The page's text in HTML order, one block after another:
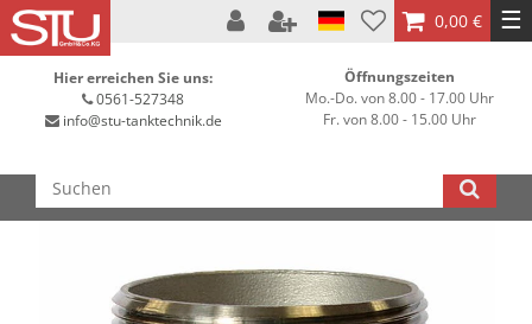
0,00 € ☰
Hier erreichen Sie uns:
0561-527348
info@stu-tanktechnik.de
Öffnungszeiten
Mo.-Do. von 8.00 - 17.00 Uhr
Fr. von 8.00 - 15.00 Uhr